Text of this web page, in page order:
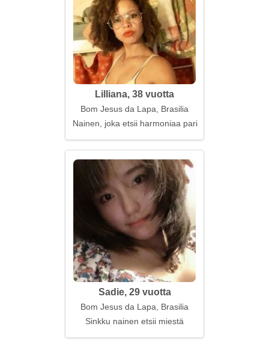
Lilliana, 38 vuotta
Bom Jesus da Lapa, Brasilia
Nainen, joka etsii harmoniaa parisuhteessa
Sadie, 29 vuotta
Bom Jesus da Lapa, Brasilia
Sinkku nainen etsii miestä